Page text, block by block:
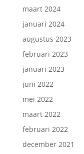
maart 2024
januari 2024
augustus 2023
februari 2023
januari 2023
juni 2022
mei 2022
maart 2022
februari 2022
december 2021